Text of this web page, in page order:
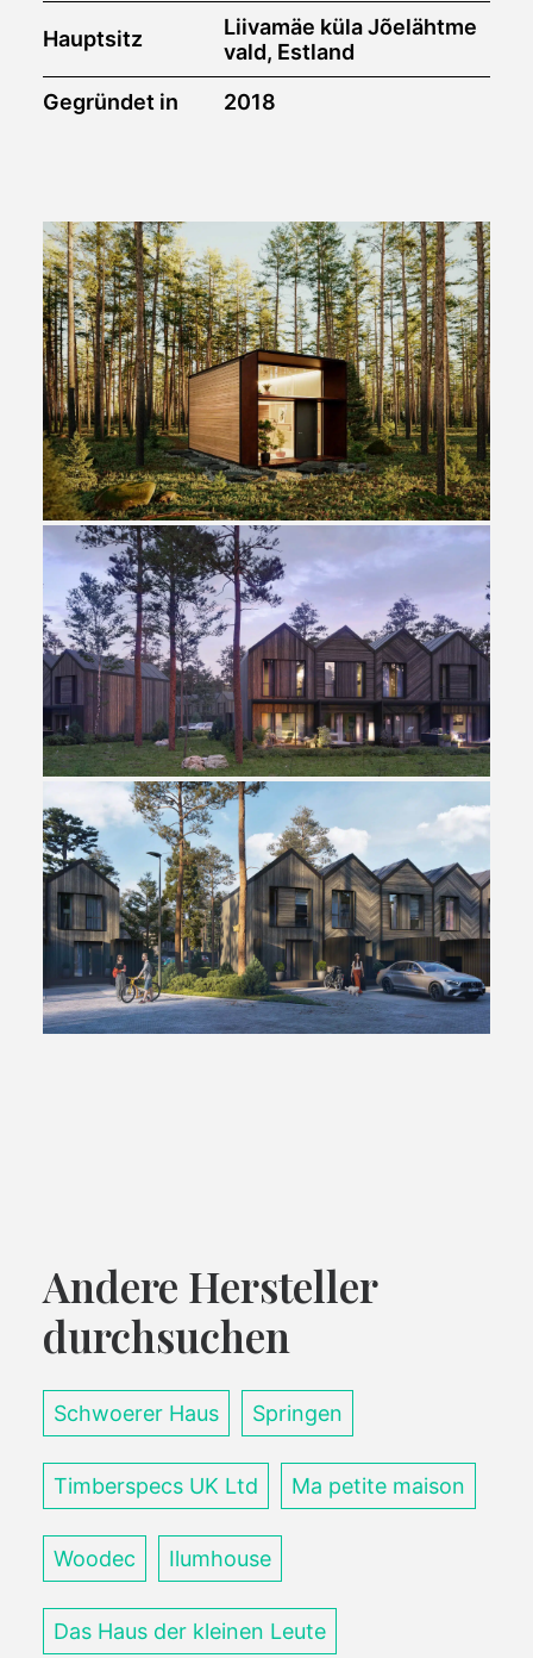
Hauptsitz
Liivamäe küla Jõelähtme
vald, Estland
Gegründet in
2018
Andere Hersteller
durchsuchen
Schwoerer Haus Springen
Timberspecs UK Ltd Ma petite maison
Woodec Ilumhouse
Das Haus der kleinen Leute